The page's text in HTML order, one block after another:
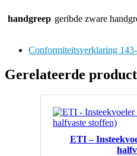
handgreep geribde zware
Conformiteitsverklaring
Gerelateerde
ETI –